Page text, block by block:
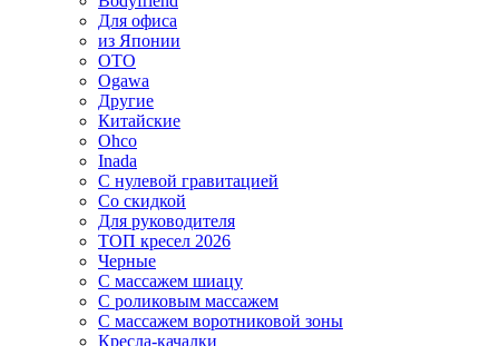
Для офиса
из Японии
OTO
Ogawa
Другие
Китайские
Ohco
Inada
С нулевой гравитацией
Со скидкой
Для руководителя
ТОП кресел 2026
Черные
С массажем шиацу
С роликовым массажем
С массажем воротниковой зоны
Кресла-качалки